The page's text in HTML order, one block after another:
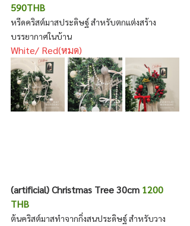
590THB
หรีดคริสต์มาสประดิษฐ์ สำหรับตกแต่งสร้าง
บรรยากาศในบ้าน
White/ Red(หมด)
(artificial) Christmas Tree 30cm 1200
THB
ต้นคริสต์มาสทำจากกิ่งสนประดิษฐ์ สำหรับวาง